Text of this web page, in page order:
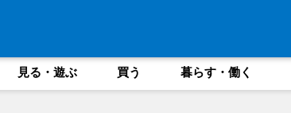
見る・遊ぶ 買う 暮らす・働く